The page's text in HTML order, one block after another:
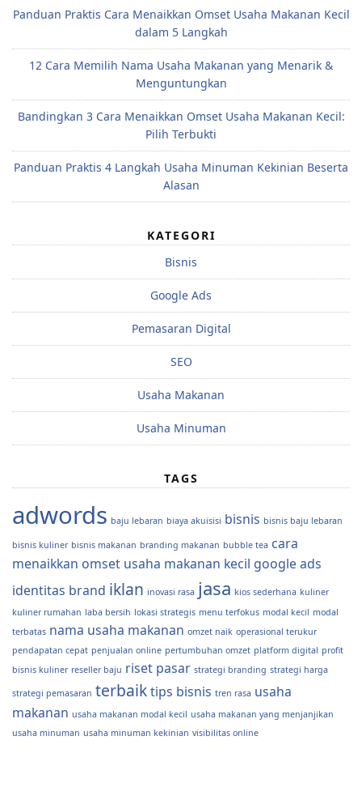
Panduan Praktis Cara Menaikkan Omset Usaha Makanan Kecil
dalam 5 Langkah
12 Cara Memilih Nama Usaha Makanan yang Menarik &
Menguntungkan
Bandingkan 3 Cara Menaikkan Omset Usaha Makanan Kecil:
Pilih Terbukti
Panduan Praktis 4 Langkah Usaha Minuman Kekinian Beserta
Alasan
KATEGORI
Bisnis
Google Ads
Pemasaran Digital
SEO
Usaha Makanan
Usaha Minuman
TAGS
adwords baju lebaran biaya akuisisi bisnis bisnis baju lebaran
bisnis kuliner bisnis makanan branding makanan bubble tea cara
menaikkan omset usaha makanan kecil google ads
identitas brand iklan inovasi rasa jasa kios sederhana kuliner
kuliner rumahan laba bersih lokasi strategis menu terfokus modal kecil modal
terbatas nama usaha makanan omzet naik operasional terukur
pendapatan cepat penjualan online pertumbuhan omzet platform digital profit
bisnis kuliner reseller baju riset pasar strategi branding strategi harga
strategi pemasaran terbaiktips bisnis tren rasa usaha
makanan usaha makanan modal kecil usaha makanan yang menjanjikan
usaha minuman usaha minuman kekinian visibilitas online